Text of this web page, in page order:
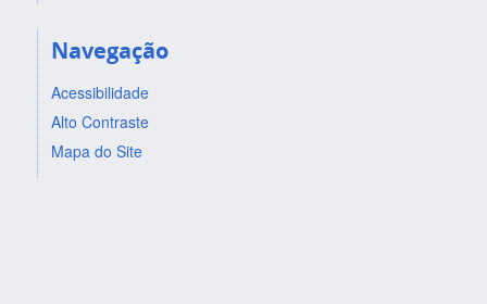
Navegação
Acessibilidade
Alto Contraste
Mapa do Site